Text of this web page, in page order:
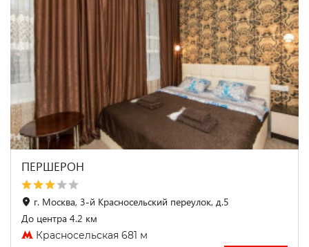
ПЕРШЕРОН
г. Москва, 3-й Красносельский переулок, д.5
До центра 4.2 км
Красносельская 681 м